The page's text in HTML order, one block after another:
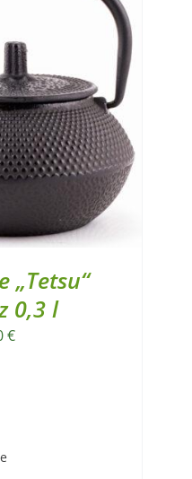
„Tetsu“
0,3 l
€